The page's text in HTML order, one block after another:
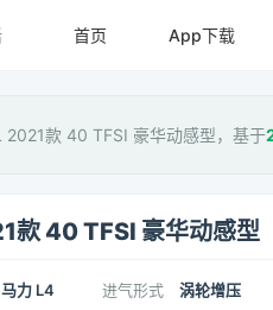
首页 App下载
2021款 40 TFSI 豪华动感型，基于
款 40 TFSI 豪华动感型
力 L4 进气形式
涡轮增压